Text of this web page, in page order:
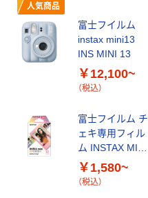
人気商品
富士フイルム
instax mini13
INS MINI 13
￥12,100~
（税込）
富士フイルム チ
ェキ専用フィル
ム INSTAX MINI
WW2
￥1,580~
（税込）